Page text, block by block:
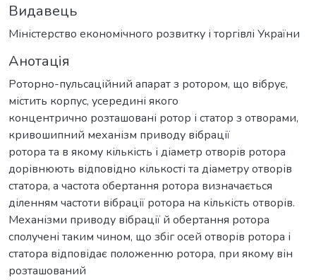
Видавець
Міністерство економічного розвитку і торгівлі України
Анотація
Роторно-пульсаційний апарат з ротором, що вібрує,
містить корпус, усередині якого
концентрично розташовані ротор і статор з отворами,
кривошипний механізм приводу вібрації
ротора та в якому кількість і діаметр отворів ротора
дорівнюють відповідно кількості та діаметру отворів
статора, а частота обертання ротора визначається
діленням частоти вібрації ротора на кількість отворів.
Механізми приводу вібрації й обертання ротора
сполучені таким чином, що збіг осей отворів ротора і
статора відповідає положенню ротора, при якому він
розташований